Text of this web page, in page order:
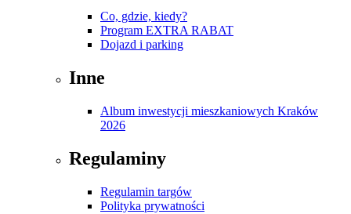
Co, gdzie, kiedy?
Program EXTRA RABAT
Dojazd i parking
Inne
Album inwestycji mieszkaniowych Kraków
2026
Regulaminy
Regulamin targów
Polityka prywatności